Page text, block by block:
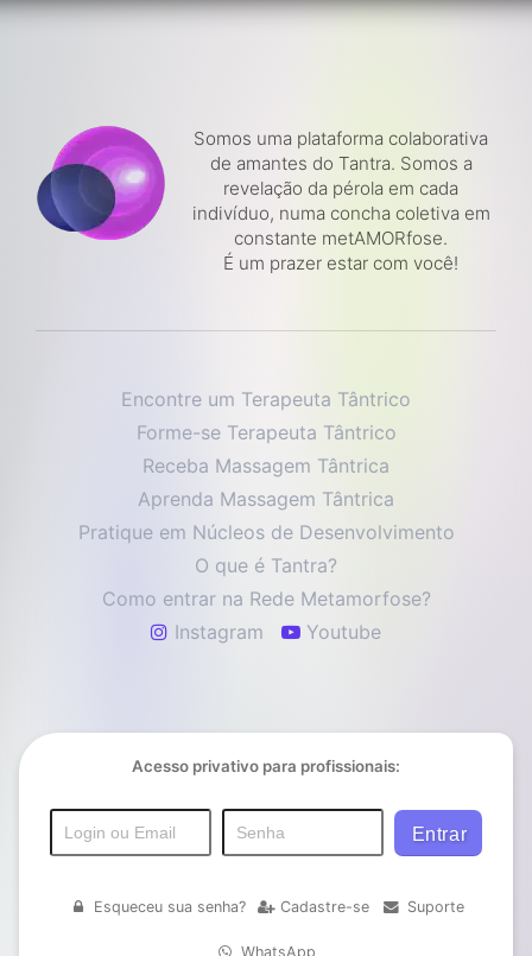
Somos uma plataforma colaborativa
de amantes do Tantra. Somos a
revelação da pérola em cada
indivíduo, numa concha coletiva em
constante metAMORfose.
É um prazer estar com você!
Encontre um Terapeuta Tântrico
Forme-se Terapeuta Tântrico
Receba Massagem Tântrica
Aprenda Massagem Tântrica
Pratique em Núcleos de Desenvolvimento
O que é Tantra?
Como entrar na Rede Metamorfose?
Instagram
Youtube
Acesso privativo para profissionais:
Esqueceu sua senha? Cadastre-se Suporte
WhatsApp